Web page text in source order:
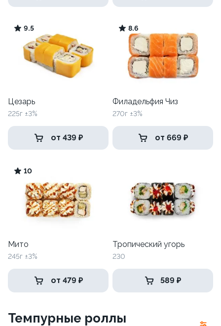
9.5
Цезарь
225г ±3%
от 439 ₽
8.6
Филадельфия Чиз
270г ±3%
от 669 ₽
10
Мито
245г ±3%
от 479 ₽
Тропический угорь
230
589 ₽
Темпурные роллы